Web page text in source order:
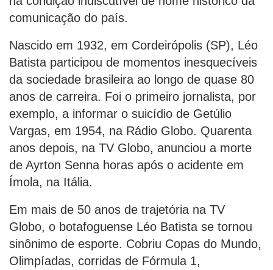
comunicação do país.
Nascido em 1932, em Cordeirópolis (SP), Léo
Batista participou de momentos inesquecíveis
da sociedade brasileira ao longo de quase 80
anos de carreira. Foi o primeiro jornalista, por
exemplo, a informar o suicídio de Getúlio
Vargas, em 1954, na Rádio Globo. Quarenta
anos depois, na TV Globo, anunciou a morte
de Ayrton Senna horas após o acidente em
Ímola, na Itália.
Em mais de 50 anos de trajetória na TV
Globo, o botafoguense Léo Batista se tornou
sinônimo de esporte. Cobriu Copas do Mundo,
Olimpíadas, corridas de Fórmula 1,